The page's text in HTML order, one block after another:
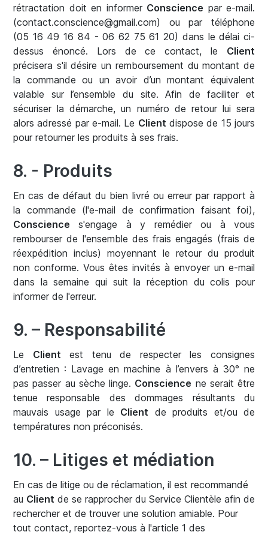
rétractation doit en informer Conscience par e-mail.
(contact.conscience@gmail.com) ou par téléphone
(05 16 49 16 84 - 06 62 75 61 20) dans le délai ci-
dessus énoncé. Lors de ce contact, le Client
précisera s'il désire un remboursement du montant de
la commande ou un avoir d’un montant équivalent
valable sur l’ensemble du site. Afin de faciliter et
sécuriser la démarche, un numéro de retour lui sera
alors adressé par e-mail. Le Client dispose de 15 jours
pour retourner les produits à ses frais.
8. - Produits
En cas de défaut du bien livré ou erreur par rapport à
la commande (l'e-mail de confirmation faisant foi),
Conscience s'engage à y remédier ou à vous
rembourser de l'ensemble des frais engagés (frais de
réexpédition inclus) moyennant le retour du produit
non conforme. Vous êtes invités à envoyer un e-mail
dans la semaine qui suit la réception du colis pour
informer de l'erreur.
9. – Responsabilité
Le Client est tenu de respecter les consignes
d’entretien : Lavage en machine à l’envers à 30° ne
pas passer au sèche linge. Conscience ne serait être
tenue responsable des dommages résultants du
mauvais usage par le Client de produits et/ou de
températures non préconisés.
10. – Litiges et médiation
En cas de litige ou de réclamation, il est recommandé
au Client de se rapprocher du Service Clientèle afin de
rechercher et de trouver une solution amiable. Pour
tout contact, reportez-vous à l'article 1 des